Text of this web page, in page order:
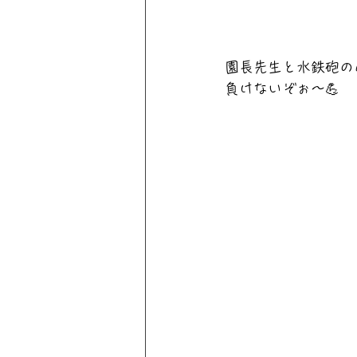
園長先生と水鉄砲
負けないぞぉ〜💪